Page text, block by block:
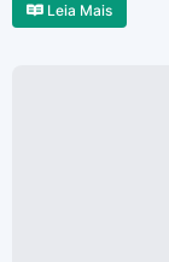
Leia Mais